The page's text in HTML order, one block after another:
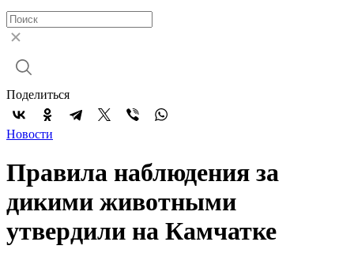
Поделиться
Новости
Правила наблюдения за
дикими животными
утвердили на Камчатке